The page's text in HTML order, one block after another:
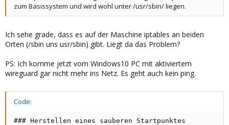
zum Basissystem und wird wohl unter /usr/sbin/ liegen.
Ich sehe grade, dass es auf der Maschine iptables an beiden
Orten (/sbin uns usr/sbin) gibt. Liegt da das Problem?
PS: Ich komme jetzt vom Windows10 PC mit aktiviertem
wireguard gar nicht mehr ins Netz. Es geht auch kein ping.
Code:
### Herstellen eines sauberen Startpunktes